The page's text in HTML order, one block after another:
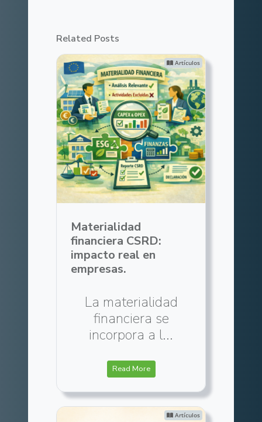
Related Posts
Artículos
Materialidad
financiera CSRD:
impacto real en
empresas.
La materialidad
financiera se
incorpora a l...
Read More
Artículos